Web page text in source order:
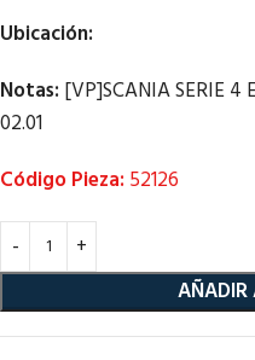
Ubicación:
Notas: [VP]SCANIA SERIE 4
02.01
Código Pieza: 52126
AÑADIR